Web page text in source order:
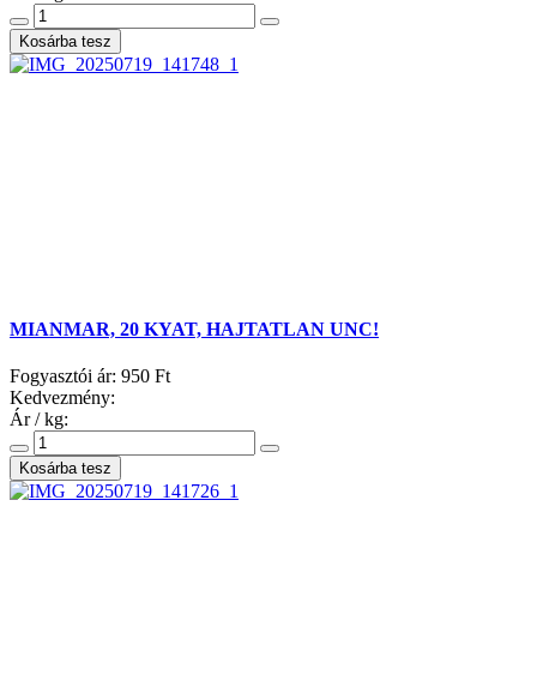
MIANMAR, 20 KYAT, HAJTATLAN UNC!
Fogyasztói ár: 950 Ft
Kedvezmény:
Ár / kg: